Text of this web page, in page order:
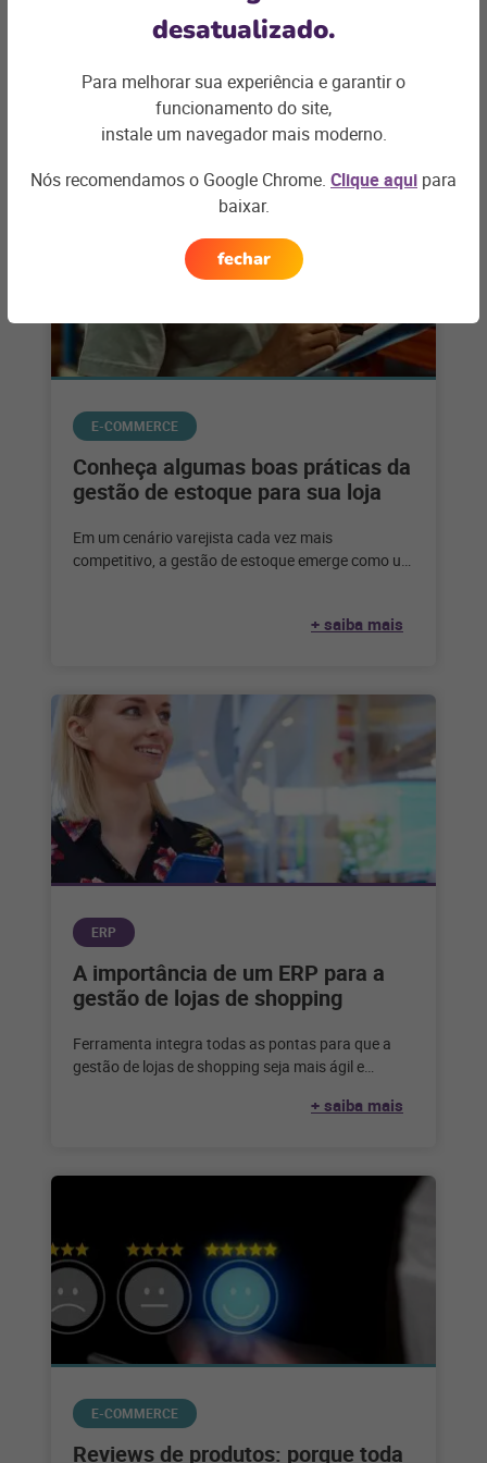
Artigos relacionados
E-COMMERCE
Conheça algumas boas práticas da
gestão de estoque para sua loja
Em um cenário varejista cada vez mais
competitivo, a gestão de estoque emerge como um
+ saiba mais
ERP
A importância de um ERP para a
gestão de lojas de shopping
Ferramenta integra todas as pontas para que a
gestão de lojas de shopping seja mais ágil e
+ saiba mais
E-COMMERCE
Reviews de produtos: porque toda
desatualizado.
Para melhorar sua experiência e garantir o
funcionamento do site,
instale um navegador mais moderno.
Nós recomendamos o Google Chrome. Clique aqui para
baixar.
fechar